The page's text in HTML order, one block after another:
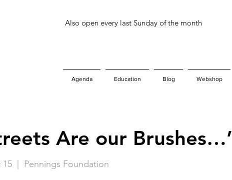
Also open every last Sunday of the month
Agenda Education Blog Webshop
Are our Brushes…’
15
Pennings Foundation